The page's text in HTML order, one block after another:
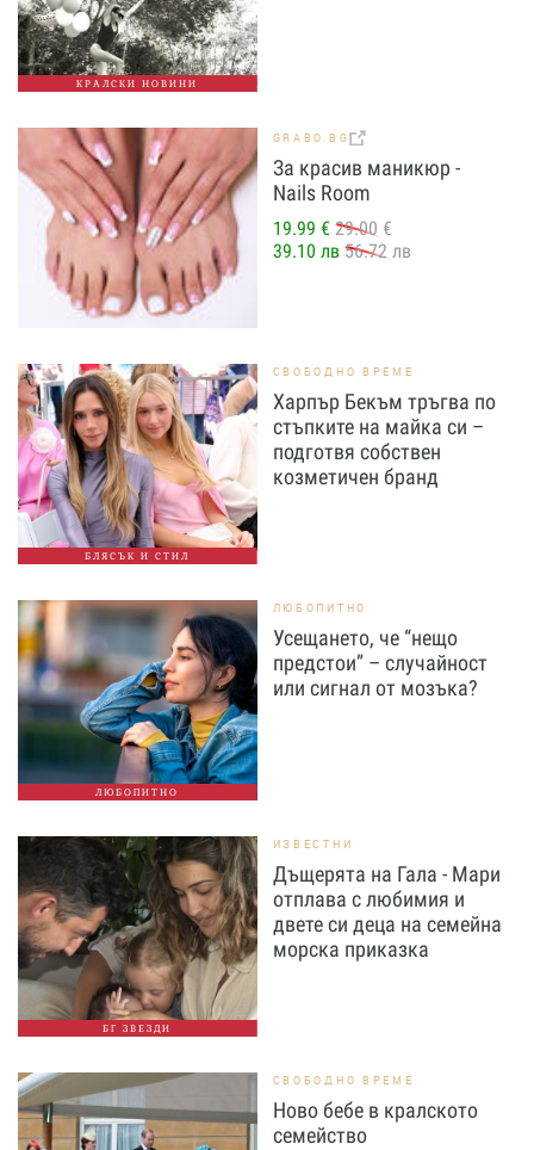
КРАЛСКИ НОВИНИ
GRABO.BG
За красив маникюр -
Nails Room
19.99 € 29.00 €
39.10 лв 56.72 лв
БЛЯСЪК И СТИЛ
СВОБОДНО ВРЕМЕ
Харпър Бекъм тръгва по
стъпките на майка си –
подготвя собствен
козметичен бранд
ЛЮБОПИТНО
ЛЮБОПИТНО
Усещането, че “нещо
предстои” – случайност
или сигнал от мозъка?
БГ ЗВЕЗДИ
ИЗВЕСТНИ
Дъщерята на Гала - Мари
отплава с любимия и
двете си деца на семейна
морска приказка
СВОБОДНО ВРЕМЕ
Ново бебе в кралското
семейство